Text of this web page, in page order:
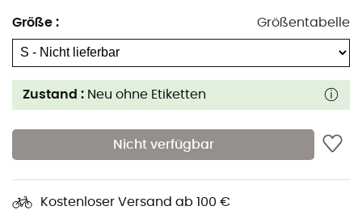
Größe : Größentabelle
Zustand : Neu ohne Etiketten
Nicht verfügbar
Kostenloser Versand ab 100 €